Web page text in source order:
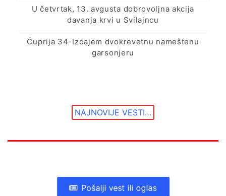
U četvrtak, 13. avgusta dobrovoljna akcija
davanja krvi u Svilajncu
Ćuprija 34-Izdajem dvokrevetnu nameštenu
garsonjeru
NAJNOVIJE VESTI…
Pošalji vest ili oglas